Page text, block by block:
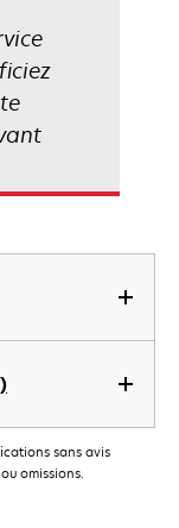
sans avis
omissions.